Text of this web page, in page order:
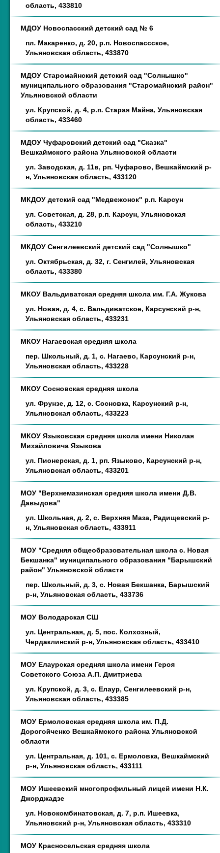
область, 433810
МДОУ Новоспасский детский сад № 6
пл. Макаренко, д. 20, р.п. Новоспассское,
Ульяновская область, 433870
МДОУ Старомайнский детский сад "Солнышко"
муниципального образования "Старомайнский район"
Ульяновской области
ул. Крупской, д. 4, р.п. Старая Майна, Ульяновская
область, 433460
МДОУ Чуфаровский детский сад "Сказка"
Вешкаймского района Ульяновской области
ул. Заводская, д. 11в, рп. Чуфарово, Вешкаймский р-
н, Ульяновская область, 433120
МКДОУ детский сад "Медвежонок" р.п. Карсун
ул. Советская, д. 28, р.п. Карсун, Ульяновская
область, 433210
МКДОУ Сенгилеевский детский сад "Солнышко"
ул. Октябрьская, д. 32, г. Сенгилей, Ульяновская
область, 433380
МКОУ Вальдиватская средняя школа им. Г.А. Жукова
ул. Новая, д. 4, с. Вальдиватское, Карсунский р-н,
Ульяновская область, 433231
МКОУ Нагаевская средняя школа
пер. Школьный, д. 1, с. Нагаево, Карсунский р-н,
Ульяновская область, 433228
МКОУ Сосновская средняя школа
ул. Фрунзе, д. 12, с. Сосновка, Карсунский р-н,
Ульяновская область, 433223
МКОУ Языковская средняя школа имени Николая
Михайловича Языкова
ул. Пионерская, д. 1, рп. Языково, Карсунский р-н,
Ульяновская область, 433201
МОУ "Верхнемазинская средняя школа имени Д.В.
Давыдова"
ул. Школьная, д. 2, с. Верхняя Маза, Радищевский р-
н, Ульяновская область, 433911
МОУ "Средняя общеобразовательная школа с. Новая
Бекшанка" муниципального образования "Барышский
район" Ульяновской области
пер. Школьный, д. 3, с. Новая Бекшанка, Барышский
р-н, Ульяновская область, 433736
МОУ Володарская СШ
ул. Центральная, д. 5, пос. Колхозный,
Чердаклинский р-н, Ульяновская область, 433410
МОУ Елаурская средняя школа имени Героя
Советского Союза А.П. Дмитриева
ул. Крупской, д. 3, с. Елаур, Сенгилеевский р-н,
Ульяновская область, 433385
МОУ Ермоловская средняя школа им. П.Д.
Дорогойченко Вешкаймского района Ульяновской
области
ул. Центральная, д. 101, с. Ермоловка, Вешкаймский
р-н, Ульяновская область, 433111
МОУ Ишеевский многопрофильный лицей имени Н.К.
Джорджадзе
ул. Новокомбинатовская, д. 7, р.п. Ишеевка,
Ульяновский р-н, Ульяновская область, 433310
МОУ Красносельская средняя школа